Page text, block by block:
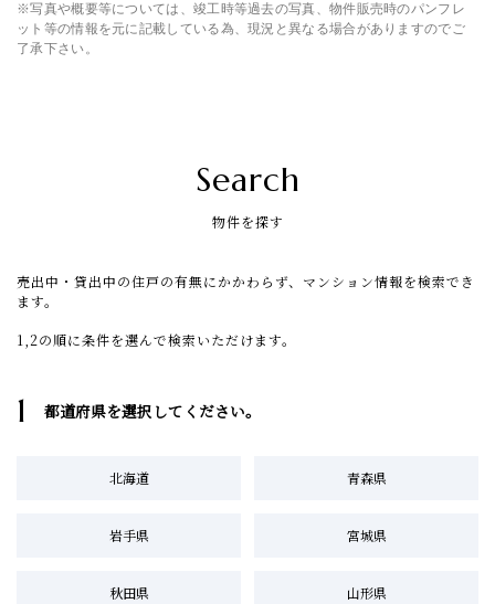
※写真や概要等については、竣工時等過去の写真、物件販売時のパンフレ
ット等の情報を元に記載している為、現況と異なる場合がありますのでご
了承下さい。
Search
物件を探す
売出中・貸出中の住戸の有無にかかわらず、マンション情報を検索でき
ます。
1,2の順に条件を選んで検索いただけます。
1 都道府県を選択してください。
北海道 青森県
岩手県 宮城県
秋田県 山形県